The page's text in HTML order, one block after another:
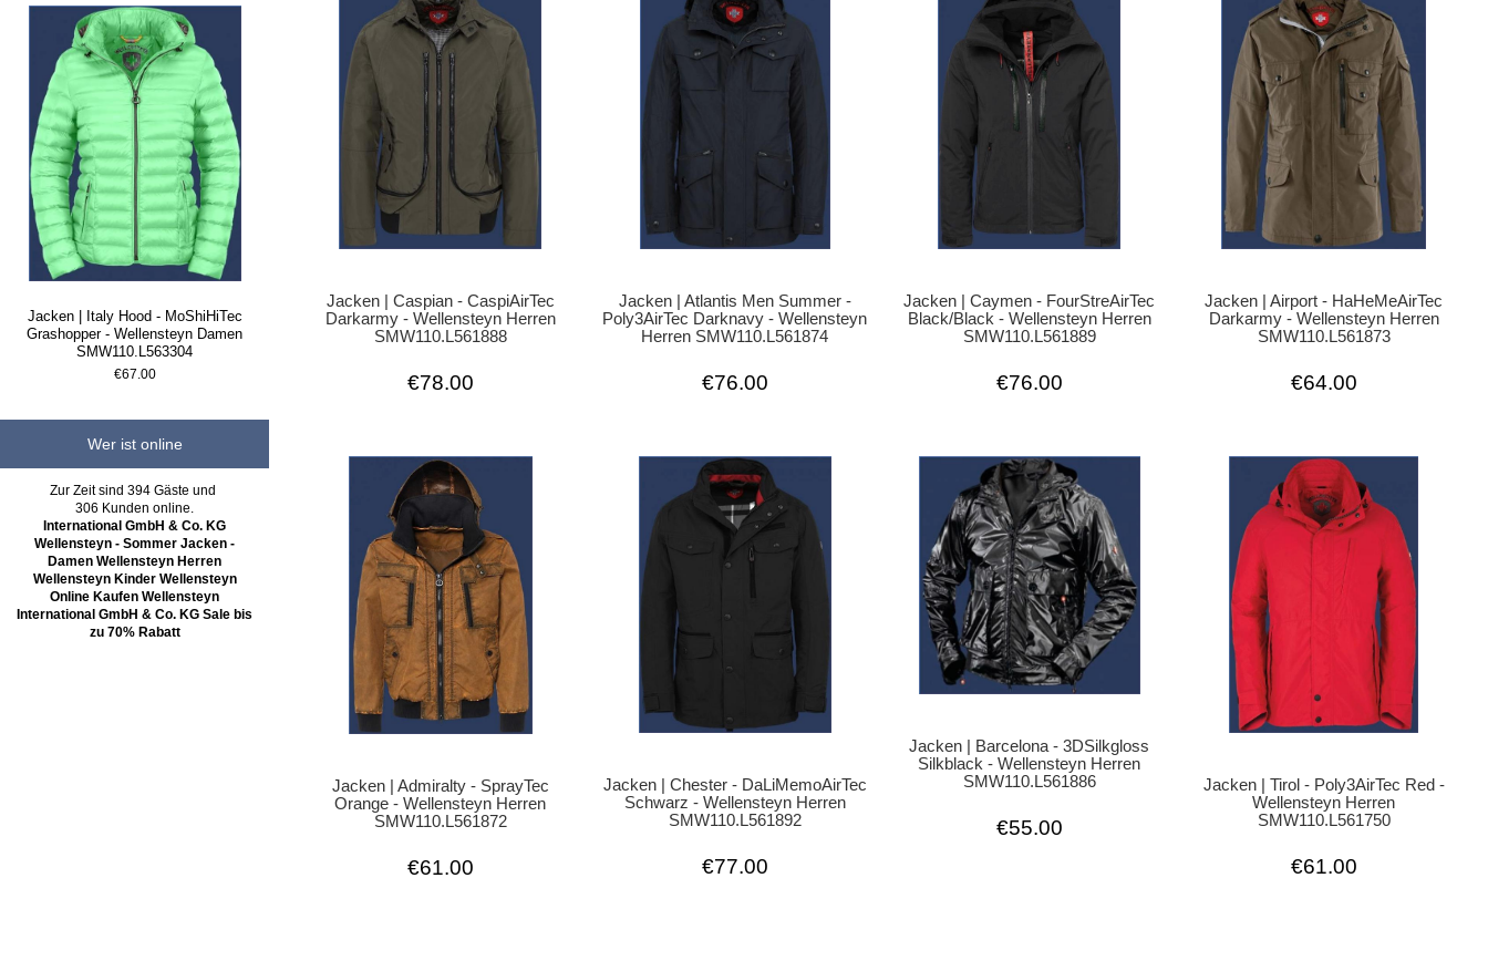
Jacken | Italy Hood - MoShiHiTec
Grashopper - Wellensteyn Damen
SMW110.L563304
€67.00
Wer ist online
Zur Zeit sind 394 Gäste und
306 Kunden online.
International GmbH & Co. KG
Wellensteyn - Sommer Jacken -
Damen Wellensteyn Herren
Wellensteyn Kinder Wellensteyn
Online Kaufen Wellensteyn
International GmbH & Co. KG Sale bis
zu 70% Rabatt
Jacken | Caspian - CaspiAirTec
Darkarmy - Wellensteyn Herren
SMW110.L561888
€78.00
Jacken | Atlantis Men Summer -
Poly3AirTec Darknavy - Wellensteyn
Herren SMW110.L561874
€76.00
Jacken | Caymen - FourStreAirTec
Black/Black - Wellensteyn Herren
SMW110.L561889
€76.00
Jacken | Airport - HaHeMeAirTec
Darkarmy - Wellensteyn Herren
SMW110.L561873
€64.00
Jacken | Admiralty - SprayTec
Orange - Wellensteyn Herren
SMW110.L561872
€61.00
Jacken | Chester - DaLiMemoAirTec
Schwarz - Wellensteyn Herren
SMW110.L561892
€77.00
Jacken | Barcelona - 3DSilkgloss
Silkblack - Wellensteyn Herren
SMW110.L561886
€55.00
Jacken | Tirol - Poly3AirTec Red -
Wellensteyn Herren
SMW110.L561750
€61.00